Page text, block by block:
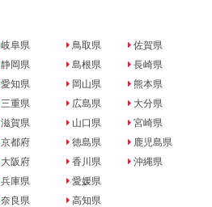
岐阜県
静岡県
愛知県
三重県
滋賀県
京都府
大阪府
兵庫県
奈良県
鳥取県
島根県
岡山県
広島県
山口県
徳島県
香川県
愛媛県
高知県
佐賀県
長崎県
熊本県
大分県
宮崎県
鹿児島県
沖縄県